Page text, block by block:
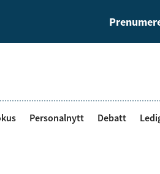
Personalnytt Debatt